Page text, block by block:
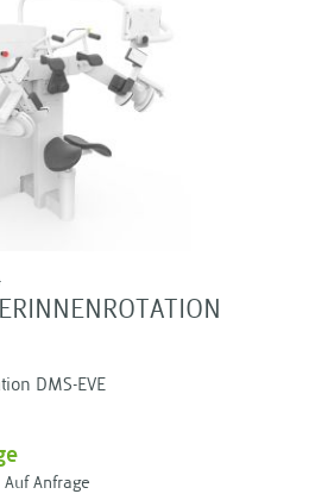
DMS-EVE
Auf Anfrage